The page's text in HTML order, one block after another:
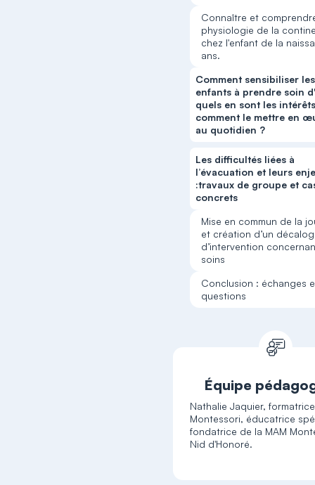
Connaître et
physiologie de la
chez l'enfant de la
ans.
Comment sensibiliser les
enfants à prendre soin
quels en sont les
comment le mettre en
au quotidien ?
Les difficultés liées à
l’évacuation et leurs
:travaux de groupe et
concrets
Mise en commun de la
et création d’un
d’intervention
soins
Conclusion : échanges
questions
Équipe
Nathalie Jaquier, formatrice
Montessori, éducatrice
fondatrice de la MAM
Nid d'Honoré.